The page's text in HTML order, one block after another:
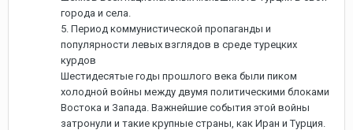
города и села.
5. Период коммунистической пропаганды и
популярности левых взглядов в среде турецких
курдов
Шестидесятые годы прошлого века были пиком
холодной войны между двумя политическими блоками
Востока и Запада. Важнейшие события этой войны
затронули и такие крупные страны, как Иран и Турция.